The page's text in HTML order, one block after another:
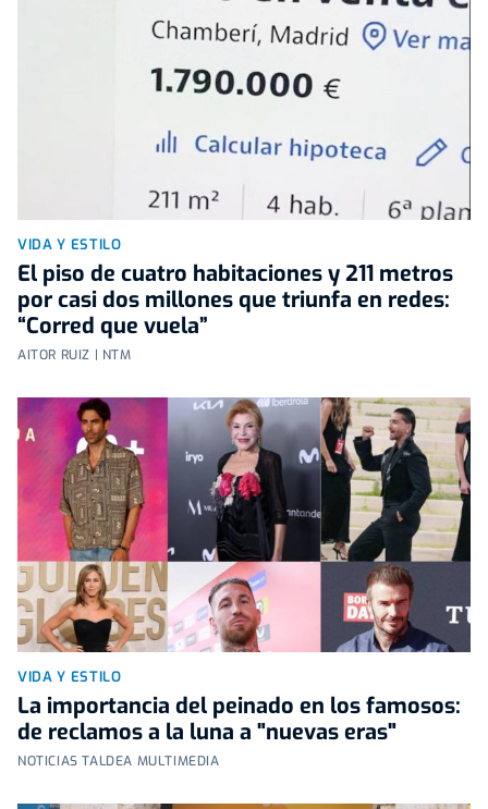
VIDA Y ESTILO
El piso de cuatro habitaciones y 211 metros
por casi dos millones que triunfa en redes:
“Corred que vuela”
AITOR RUIZ | NTM
VIDA Y ESTILO
La importancia del peinado en los famosos:
de reclamos a la luna a "nuevas eras"
NOTICIAS TALDEA MULTIMEDIA